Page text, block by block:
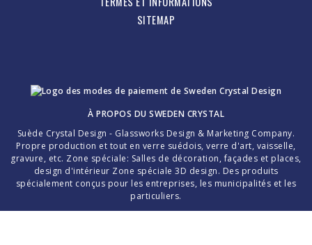
SITEMAP
À PROPOS DU SWEDEN CRYSTAL
Suède Crystal Design - Glassworks Design & Marketing Company.
Propre production et tout en verre suédois, verre d'art, vaisselle,
gravure, etc. Zone spéciale: Salles de décoration, façades et places,
design d'intérieur Zone spéciale 3D design. Des produits
spécialement conçus pour les entreprises, les municipalités et les
particuliers.